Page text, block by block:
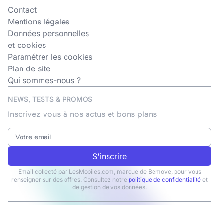
Contact
Mentions légales
Données personnelles
et cookies
Paramétrer les cookies
Plan de site
Qui sommes-nous ?
NEWS, TESTS & PROMOS
Inscrivez vous à nos actus et bons plans
S'inscrire
Email collecté par LesMobiles.com, marque de Bemove, pour vous
renseigner sur des offres. Consultez notre politique de confidentialité et
de gestion de vos données.